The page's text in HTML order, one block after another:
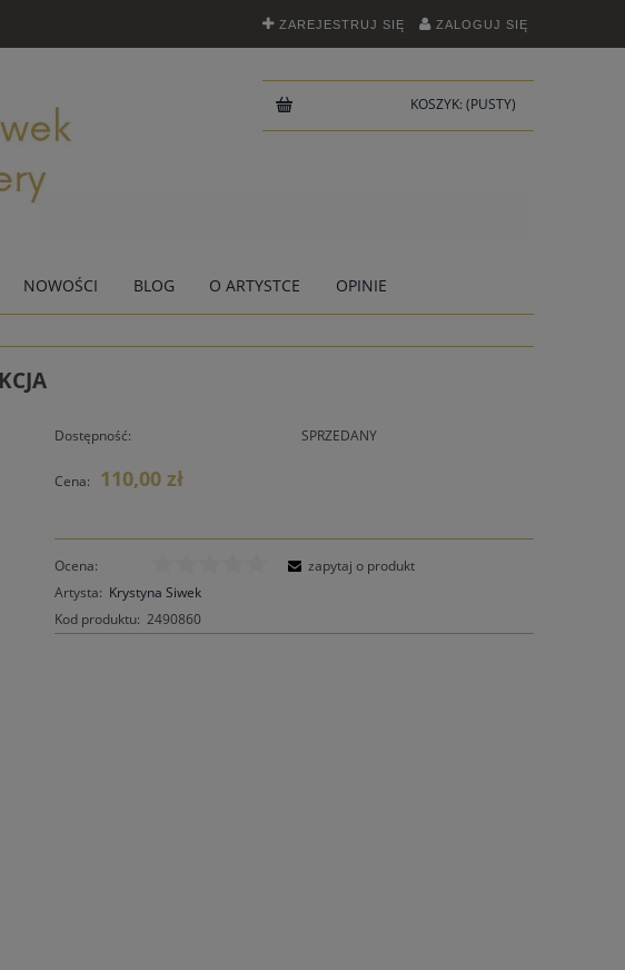
ZAREJESTRUJ SIĘ ZALOGUJ SIĘ
KOSZYK: (PUSTY)
NOWOŚCI BLOG O ARTYSTCE OPINIE
Dostępność: SPRZEDANY
Cena: 110,00 zł
Ocena:
Artysta: Krystyna Siwek
Kod produktu: 2490860
zapytaj o produkt